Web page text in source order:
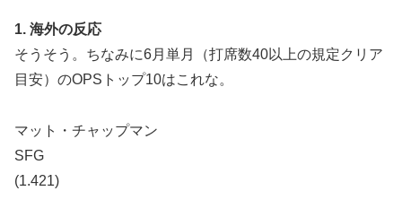
1. 海外の反応
そうそう。ちなみに6月単月（打席数40以上の規定クリア
目安）のOPSトップ10はこれな。
マット・チャップマン
SFG
(1.421)